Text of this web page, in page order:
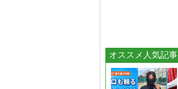
オススメ人気記事